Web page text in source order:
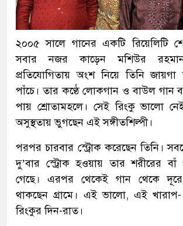
২০০৫ সালে গানের একটি রিয়েলিটি
সবার নজর কাড়েন মশিউর
প্রতিযোগিতায় অংশ নিয়ে তিনি
পাঁচে। তার কণ্ঠে লোকগান ও বাউল গান
পায় শ্রোতামহলে। সেই রিংকু ভালো
অসুস্থতায় ভুগছেন এই সঙ্গীতশিল্পী।
পরপর চারবার স্ট্রোক করেছেন তিনি।
দু’বার স্ট্রোক হওয়ায় তার শরীরের
গেছে। এরপর থেকেই গান থেকে
থাকছেন গ্রামে। এই ভালো, এই খারাপ-
রিংকুর দিন-রাত।